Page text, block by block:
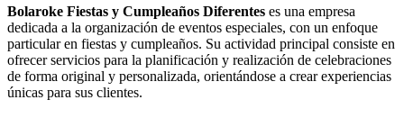
Bolaroke Fiestas y Cumpleaños Diferentes es una empresa
dedicada a la organización de eventos especiales, con un enfoque
particular en fiestas y cumpleaños. Su actividad principal consiste en
ofrecer servicios para la planificación y realización de celebraciones
de forma original y personalizada, orientándose a crear experiencias
únicas para sus clientes.